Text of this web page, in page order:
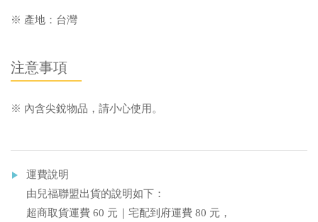
※ 產地：台灣
注意事項
※ 內含尖銳物品，請小心使用。
運費說明
由兒福聯盟出貨的說明如下：
超商取貨運費 60 元｜宅配到府運費 80 元，